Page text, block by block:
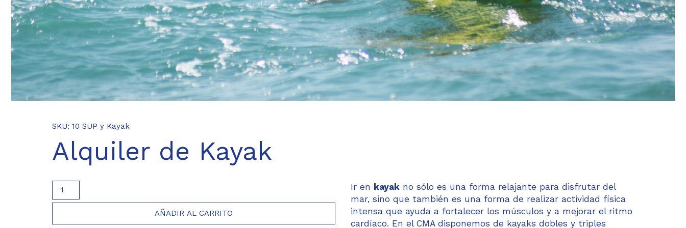
SKU: 10 SUP y Kayak
Alquiler de Kayak
Alquiler
AÑADIR AL CARRITO
Ir en kayak no sólo es una forma relajante para disfrutar del
mar, sino que también es una forma de realizar actividad física
intensa que ayuda a fortalecer los músculos y a mejorar el ritmo
cardíaco. En el CMA disponemos de kayaks dobles y triples